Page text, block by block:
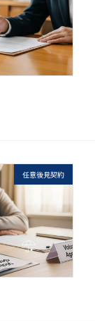
任意後見契約